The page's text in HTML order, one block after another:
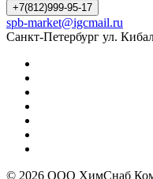
+7(812)999-95-17
spb-market@igcmail.ru
Санкт-Петербург ул.
© 2026 ООО ХимСнаб